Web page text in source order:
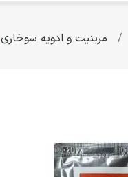
مرینیت و ادویه سوخاری